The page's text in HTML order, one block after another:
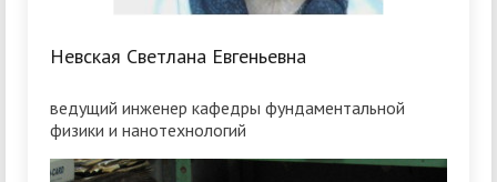
Невская Светлана Евгеньевна
ведущий инженер кафедры фундаментальной
физики и нанотехнологий